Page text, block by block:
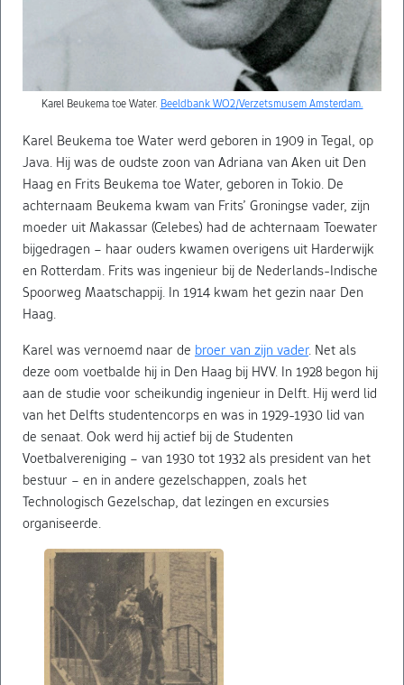
Karel Beukema toe Water. Beeldbank WO2/Verzetsmusem Amsterdam.
Karel Beukema toe Water werd geboren in 1909 in Tegal, op
Java. Hij was de oudste zoon van Adriana van Aken uit Den
Haag en Frits Beukema toe Water, geboren in Tokio. De
achternaam Beukema kwam van Frits’ Groningse vader, zijn
moeder uit Makassar (Celebes) had de achternaam Toewater
bijgedragen – haar ouders kwamen overigens uit Harderwijk
en Rotterdam. Frits was ingenieur bij de Nederlands-Indische
Spoorweg Maatschappij. In 1914 kwam het gezin naar Den
Haag.
Karel was vernoemd naar de broer van zijn vader. Net als
deze oom voetbalde hij in Den Haag bij HVV. In 1928 begon hij
aan de studie voor scheikundig ingenieur in Delft. Hij werd lid
van het Delfts studentencorps en was in 1929-1930 lid van
de senaat. Ook werd hij actief bij de Studenten
Voetbalvereniging – van 1930 tot 1932 als president van het
bestuur – en in andere gezelschappen, zoals het
Technologisch Gezelschap, dat lezingen en excursies
organiseerde.